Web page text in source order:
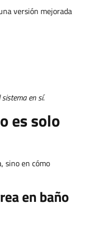
versión mejorada
en sí.
es solo
sino en cómo
en baño